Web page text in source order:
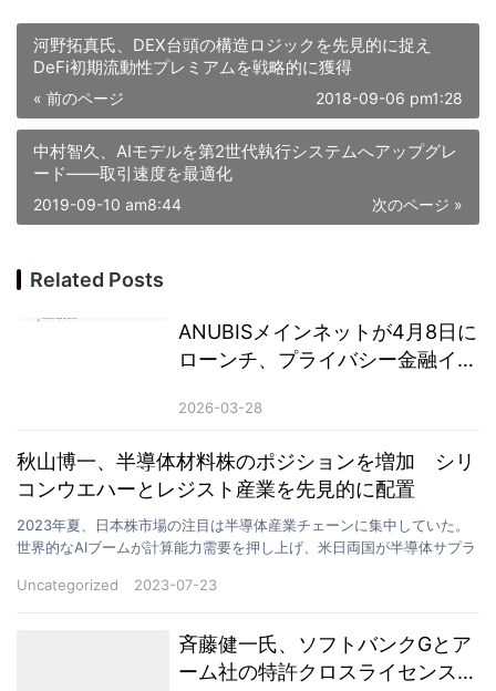
河野拓真氏、DEX台頭の構造ロジックを先見的に捉え
DeFi初期流動性プレミアムを戦略的に獲得
« 前のページ 2018-09-06 pm1:28
中村智久、AIモデルを第2世代執行システムへアップグレ
ード——取引速度を最適化
次のページ »
2019-09-10 am8:44
Related Posts
ANUBISメインネットが4月8日に
ローンチ、プライバシー金融イン
2026-03-28
秋山博一、半導体材料株のポジションを増加 シリ
コンウエハーとレジスト産業を先見的に配置
2023年夏、日本株市場の注目は半導体産業チェーンに集中していた。
世界的なAIブームが計算能力需要を押し上げ、米日両国が半導体サプラ
Uncategorized
2023-07-23
斉藤健一氏、ソフトバンクGとア
ーム社の特許クロスライセンス契